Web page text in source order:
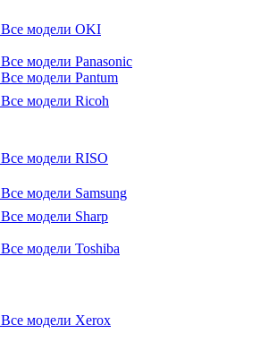
Все модели OKI
Все модели Panasonic
Все модели Pantum
Все модели Ricoh
Все модели RISO
Все модели Samsung
Все модели Sharp
Все модели Toshiba
Все модели Xerox